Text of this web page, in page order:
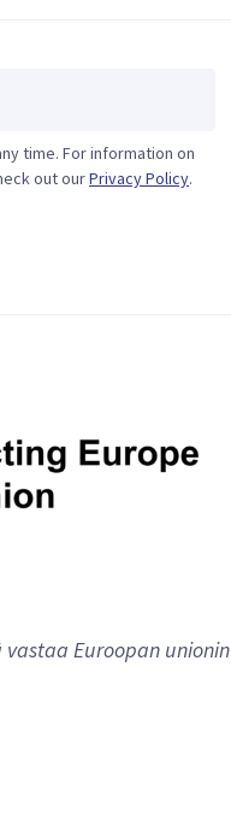
time. For information on
out ourPrivacy Policy.
Euroopan unionin